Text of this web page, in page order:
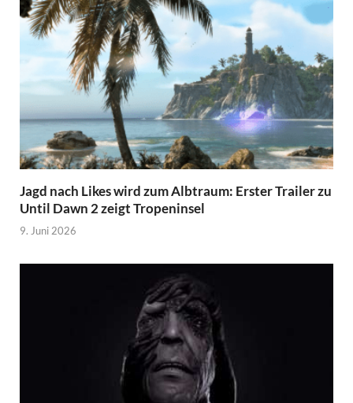
Jagd nach Likes wird zum Albtraum: Erster Trailer zu
Until Dawn 2 zeigt Tropeninsel
9. Juni 2026